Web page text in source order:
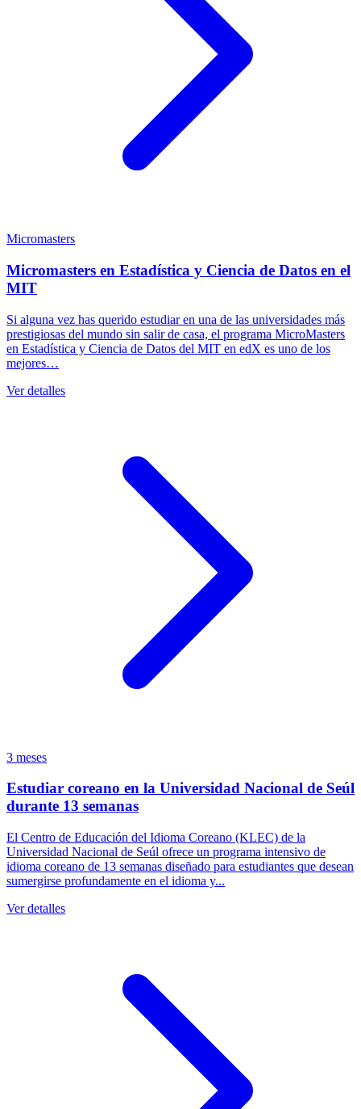
Micromasters
Micromasters en Estadística y Ciencia de Datos en el
MIT
Si alguna vez has querido estudiar en una de las universidades más
prestigiosas del mundo sin salir de casa, el programa MicroMasters
en Estadística y Ciencia de Datos del MIT en edX es uno de los
mejores…
Ver detalles
3 meses
Estudiar coreano en la Universidad Nacional de Seúl
durante 13 semanas
El Centro de Educación del Idioma Coreano (KLEC) de la
Universidad Nacional de Seúl ofrece un programa intensivo de
idioma coreano de 13 semanas diseñado para estudiantes que desean
sumergirse profundamente en el idioma y...
Ver detalles